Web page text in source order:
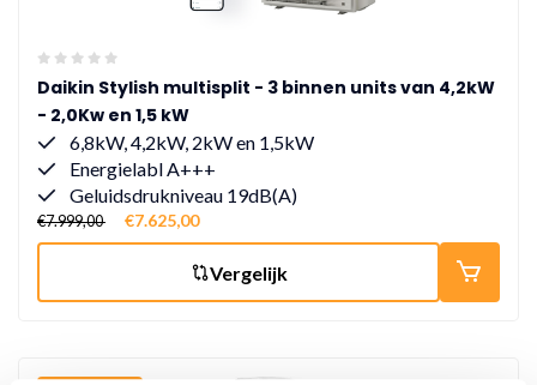
Daikin Stylish multisplit - 3 binnen units van 4,2kW
- 2,0Kw en 1,5 kW
6,8kW, 4,2kW, 2kW en 1,5kW
Energielabl A+++
Geluidsdrukniveau 19dB(A)
€7.999,00 €7.625,00
Vergelijk